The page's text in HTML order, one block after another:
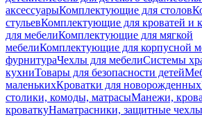
аксессуарыКомплектующие для столов
стульевКомплектующие для кроватей и
для мебелиКомплектующие для мягкой
мебелиКомплектующие для корпусной
фурнитураЧехлы для мебелиСистемы
кухниТовары для безопасности детей
маленькихКроватки для новорожденных
столики, комоды, матрасыМанежи,
кроваткуНаматрасники, защитные